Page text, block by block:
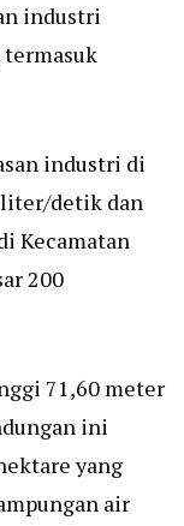
industri
termasuk
industri di
liter/detik dan
Kecamatan
200
71,60 meter
ini
yang
air